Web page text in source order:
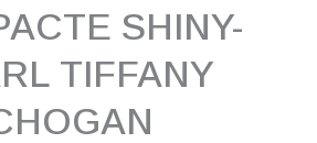
SHINY-
TIFFANY